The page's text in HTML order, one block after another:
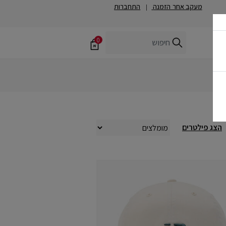
מעקב אחר הזמנה | התחברות
0
הצג פילטרים